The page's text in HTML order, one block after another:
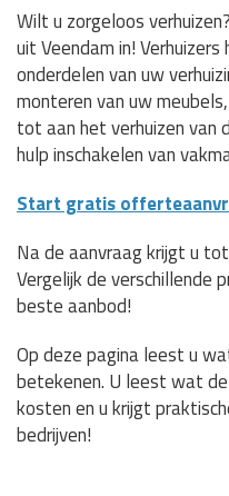
Wilt u zorgeloos
uit Veendam in!
onderdelen van uw
monteren van uw
tot aan het verhuizen van
hulp inschakelen van
Start gratis
Na de aanvraag krijgt u
Vergelijk de verschillende
beste aanbod!
Op deze pagina leest u
betekenen. U leest wat
kosten en u krijgt
bedrijven!